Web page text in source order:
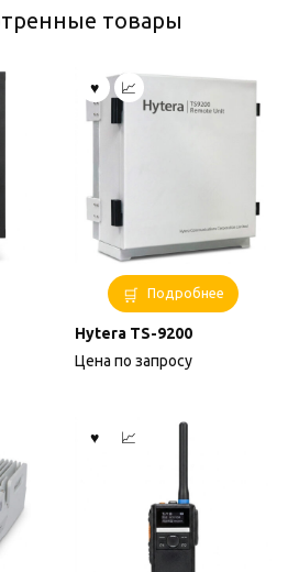
товары
Подробнее
Hytera TS-9200
Цена по запросу